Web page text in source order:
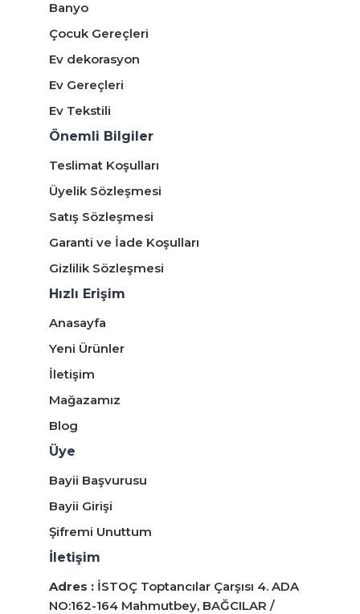
Banyo
Çocuk Gereçleri
Ev dekorasyon
Ev Gereçleri
Ev Tekstili
Önemli Bilgiler
Teslimat Koşulları
Üyelik Sözleşmesi
Satış Sözleşmesi
Garanti ve İade Koşulları
Gizlilik Sözleşmesi
Hızlı Erişim
Anasayfa
Yeni Ürünler
İletişim
Mağazamız
Blog
Üye
Bayii Başvurusu
Bayii Girişi
Şifremi Unuttum
İletişim
Adres : İSTOÇ Toptancılar Çarşısı 4. ADA
NO:162-164 Mahmutbey, BAĞCILAR /